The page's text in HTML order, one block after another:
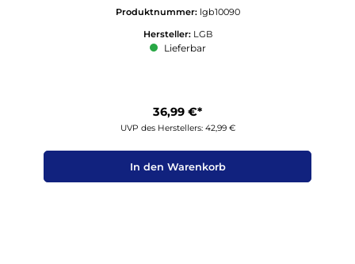
Produktnummer: lgb10090
Hersteller: LGB
Lieferbar
36,99 €*
UVP des Herstellers: 42,99 €
In den Warenkorb